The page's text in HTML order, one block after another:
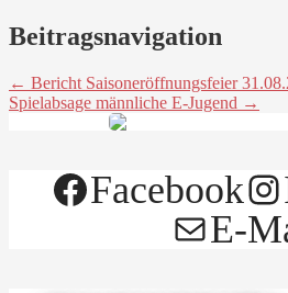
Beitragsnavigation
← Bericht Saisoneröffnungsfeier
Spielabsage männliche E-Jugend →
Facebook
E-